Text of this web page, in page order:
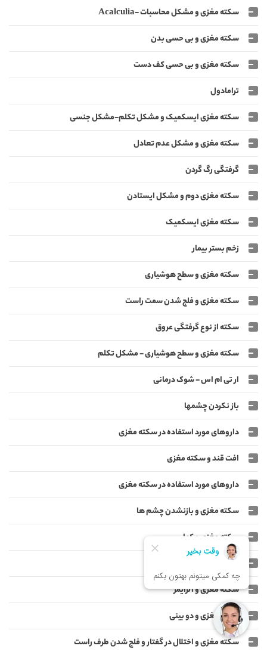
سکته مغزی و مشکل محاسبات -Acalculia
سکته مغزی و بی حسی بدن
سکته مغزی و بی حسی کف دست
ترامادول
سکته مغزی ایسکمیک و مشکل تکلم-مشکل جنسی
سکته مغزی و مشکل عدم تعادل
گرفتگی رگ گردن
سکته مغزی دوم و مشکل ایستادن
سکته مغزی ایسکمیک
زخم بستر بیمار
سکته مغزی و سطح هوشیاری
سکته مغزی و فلج شدن سمت راست
سکته از نوع گرفتگی عروق
سکته مغزی و سطح هوشیاری - مشکل تکلم
ار تی ام اس - شوک درمانی
باز نکردن چشمها
داروهای مورد استفاده در سکته مغزی
افت قند و سکته مغزی
داروهای مورد استفاده در سکته مغزی
سکته مغزی و بازنشدن چشم ها
سکته مغزی و کما
مشکلات بلع و تنفس
سکته مغزی و آلزایمر
سکته مغزی و دو بینی
سکته مغزی و اختلال در گفتار و فلج شدن طرف راست